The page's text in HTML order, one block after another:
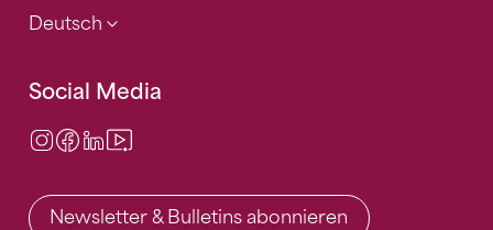
Deutsch
Social Media
Instagram
Facebook
LinkedIn
Newsletter & Bulletins abonnieren